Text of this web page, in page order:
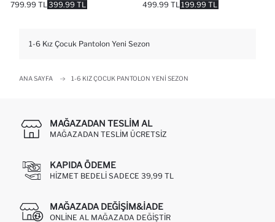
399.99 TL
799.99 TL 199.99 TL
499.99 TL
1-6 Kız Çocuk Pantolon Yeni Sezon
ANA SAYFA 1-6 KIZ ÇOCUK PANTOLON YENI SEZON
MAĞAZADAN TESLIM AL
MAĞAZADAN TESLIM ÜCRETSIZ
KAPIDA ÖDEME
HIZMET BEDELI SADECE 39,99 TL
MAĞAZADA DEĞIŞIM&İADE
ONLINE AL MAĞAZADA DEĞIŞTIR